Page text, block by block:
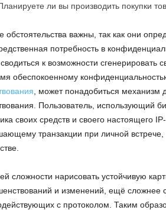
ли вы производить покупки
обстоятельства важны, так как они
потребность в
к возможности сгенерировать
обеспокоенному
, может понадобиться механизм
Пользователь, использующий
своих средств и своего настоящего
транзакции при личной
сложности нарисовать устойчивую
и изменений, ещё сложнее
с протоколом. Таким